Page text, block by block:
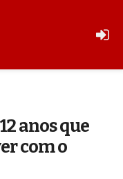
anos que
com o